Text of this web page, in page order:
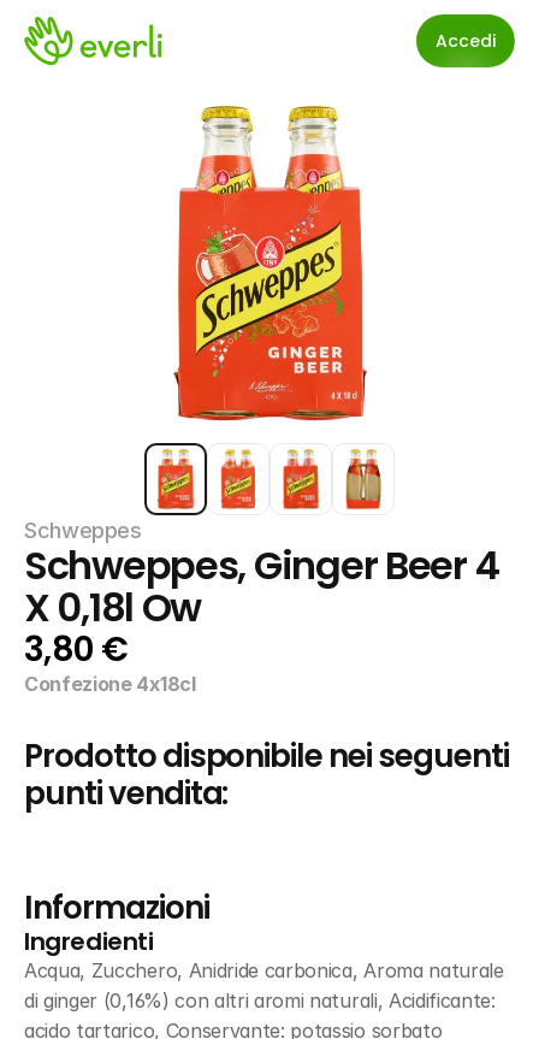
Accedi
Schweppes
Schweppes, Ginger Beer 4
X 0,18l Ow
3,80 €
Confezione 4x18cl
Prodotto disponibile nei seguenti
punti vendita:
Informazioni
Ingredienti
Acqua, Zucchero, Anidride carbonica, Aroma naturale
di ginger (0,16%) con altri aromi naturali, Acidificante:
acido tartarico, Conservante: potassio sorbato